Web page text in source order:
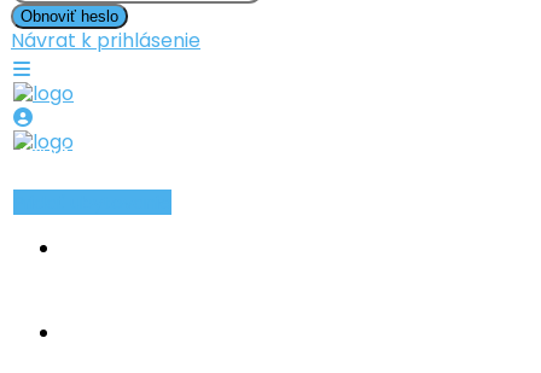
Obnoviť heslo
Návrat k prihlásenie
PRIHLÁSIŤ SA